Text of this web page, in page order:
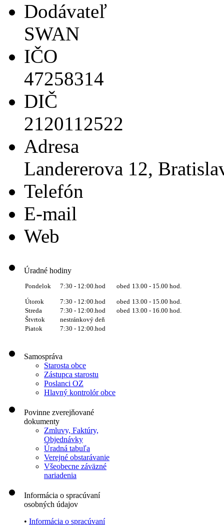
Dodávateľ
SWAN
IČO
47258314
DIČ
2120112522
Adresa
Landererova 12,
Telefón
E-mail
Web
Úradné hodiny
Pondelok 7:30 - 12:00.hod obed 13.00 - 15.00 hod.
Útorok 7:30 - 12:00.hod obed 13.00 - 15.00 hod.
Streda
7:30 - 12:00.hod obed 13.00 - 16.00 hod.
Štvrtok
nestránkový deň
Piatok
7:30 - 12:00.hod
Samospráva
Starosta obce
Zástupca starostu
Poslanci OZ
Hlavný kontrolór obce
Povinne zverejňované
dokumenty
Zmluvy, Faktúry,
Objednávky
Úradná tabuľa
Verejné obstarávanie
Všeobecne záväzné
nariadenia
Informácia o spracúvaní
osobných údajov
• Informácia o spracúvaní